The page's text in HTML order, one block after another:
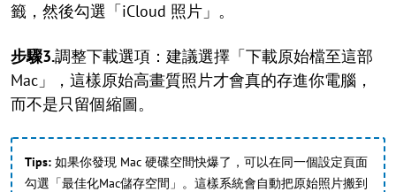
籤，然後勾選「iCloud 照片」。
步驟3.調整下載選項：建議選擇「下載原始檔至這部
Mac」，這樣原始高畫質照片才會真的存進你電腦，
而不是只留個縮圖。
Tips: 如果你發現 Mac 硬碟空間快爆了，可以在同一個設定頁面
勾選「最佳化Mac儲存空間」。這樣系統會自動把原始照片搬到